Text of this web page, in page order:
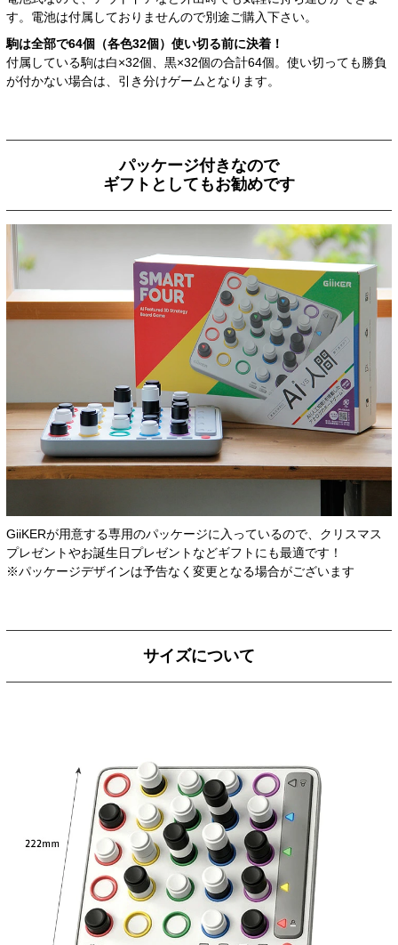
す。電池は付属しておりませんので別途ご購入下さい。
駒は全部で64個（各色32個） 使い切る前に決着！
付属している駒は白×32個、黒×32個の合計64個。使い切っても勝負
が付かない場合は、引き分けゲームとなります。
パッケージ付きなので
ギフトとしてもお勧めです
GiiKERが用意する専用のパッケージに入っているので、クリスマス
プレゼントやお誕生日プレゼントなどギフトにも最適です！
※パッケージデザインは予告なく変更となる場合がございます
サイズについて